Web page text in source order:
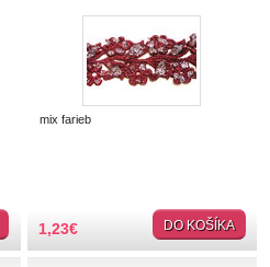
mix farieb
1,23€ DO KOŠÍKA